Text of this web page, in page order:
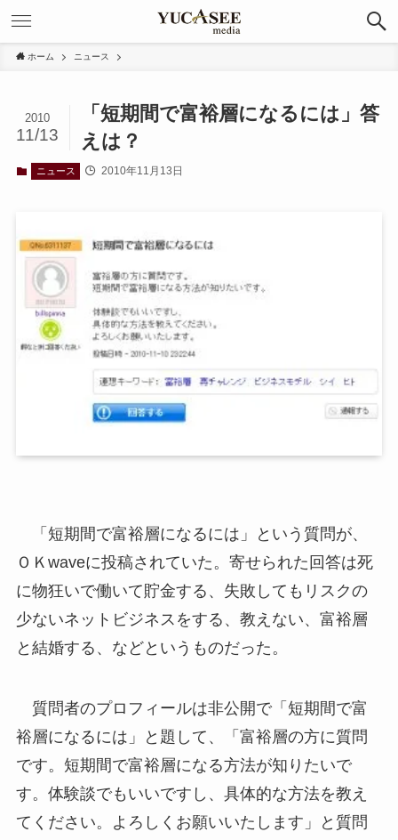
ホーム ニュース
「短期間で富裕層になるには」答
えは？
2010
11/13
ニュース 2010年11月13日
「短期間で富裕層になるには」という質問が、
ＯＫwaveに投稿されていた。寄せられた回答は死
に物狂いで働いて貯金する、失敗してもリスクの
少ないネットビジネスをする、教えない、富裕層
と結婚する、などというものだった。
質問者のプロフィールは非公開で「短期間で富
裕層になるには」と題して、「富裕層の方に質問
です。短期間で富裕層になる方法が知りたいで
す。体験談でもいいですし、具体的な方法を教え
てください。よろしくお願いいたします」と質問